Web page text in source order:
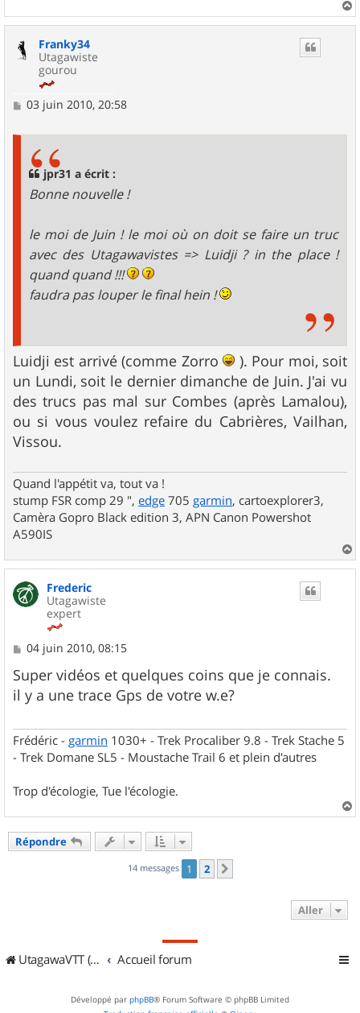
a
Franky34
Utagawiste
gourou
M
03 juin 2010, 20:58
jpr31 a écrit :
Bonne nouvelle !
le moi de Juin ! le moi où on doit se faire un truc
avec des Utagawavistes => Luidji ? in the place !
quand quand !!!
faudra pas louper le final hein !
Luidji est arrivé (comme Zorro
). Pour moi, soit
un Lundi, soit le dernier dimanche de Juin. J'ai vu
des trucs pas mal sur Combes (après Lamalou),
ou si vous voulez refaire du Cabrières, Vailhan,
Vissou.
Quand l'appétit va, tout va !
stump FSR comp 29 ", edge 705 garmin, cartoexplorer3,
Camèra Gopro Black edition 3, APN Canon Powershot
A590IS
a
Frederic
Utagawiste
expert
M
s
s
a
04 juin 2010, 08:15
Super vidéos et quelques coins que je connais.
il y a une trace Gps de votre w.e?
Frédéric - garmin 1030+ - Trek Procaliber 9.8 - Trek Stache 5
- Trek Domane SL5 - Moustache Trail 6 et plein d'autres
Trop d'écologie, Tue l'écologie.
a
Répondre
14 messages 1 2
Aller
UtagawaVTT (Randos VTT et VTTAE avec traces GPS) Accueil forum
Développé par phpBB® Forum Software © phpBB Limited